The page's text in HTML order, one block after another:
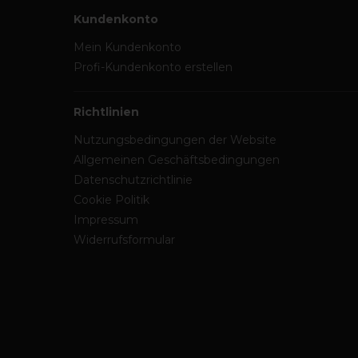
Kundenkonto
Mein Kundenkonto
Profi-Kundenkonto erstellen
Richtlinien
Nutzungsbedingungen der Website
Allgemeinen Geschäftsbedingungen
Datenschutzrichtlinie
Cookie Politik
Impressum
Widerrufsformular